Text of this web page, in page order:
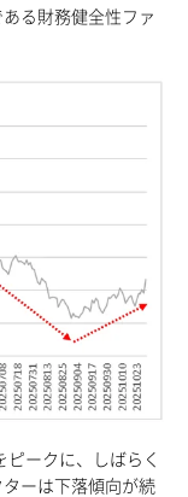
る財務健全性ファ
ークに、しばらく
ーは下落傾向が続